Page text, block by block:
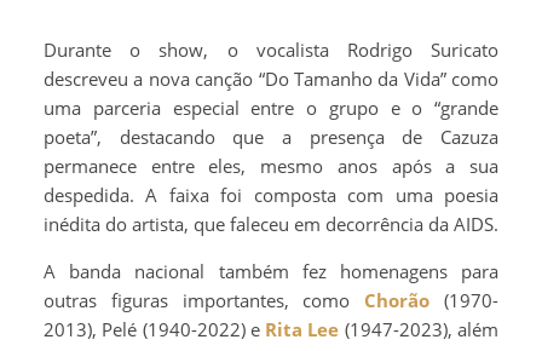
Durante o show, o vocalista Rodrigo Suricato
descreveu a nova canção “Do Tamanho da Vida” como
uma parceria especial entre o grupo e o “grande
poeta”, destacando que a presença de Cazuza
permanece entre eles, mesmo anos após a sua
despedida. A faixa foi composta com uma poesia
inédita do artista, que faleceu em decorrência da AIDS.
A banda nacional também fez homenagens para
outras figuras importantes, como Chorão (1970-
2013), Pelé (1940-2022) e Rita Lee (1947-2023), além